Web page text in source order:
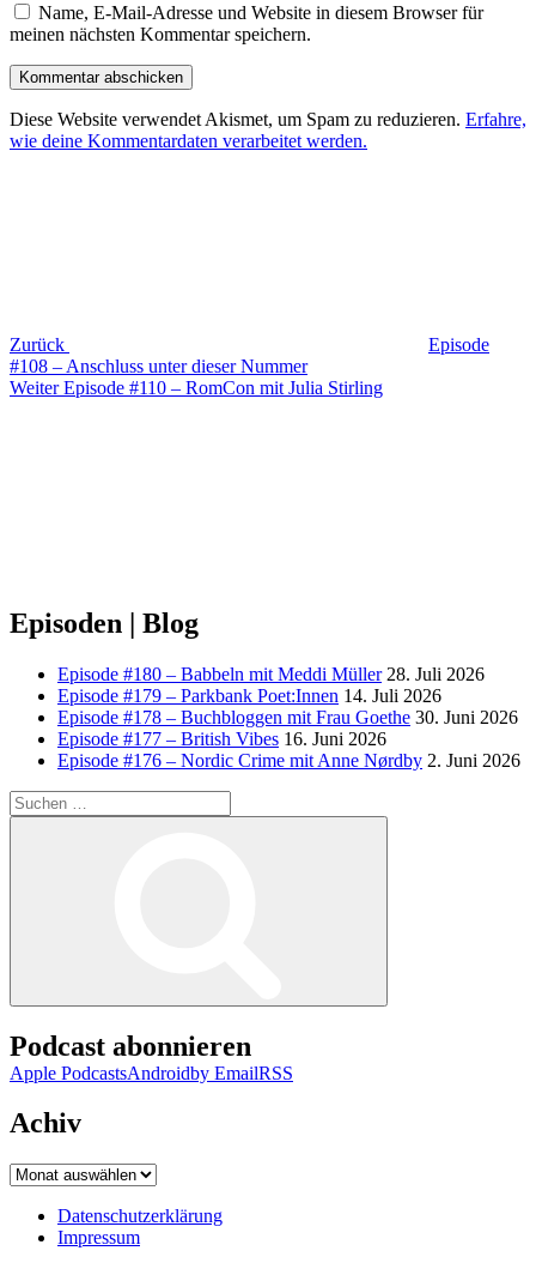
Name, E-Mail-Adresse und Website in diesem Browser für
meinen nächsten Kommentar speichern.
Diese Website verwendet Akismet, um Spam zu reduzieren. Erfahre,
wie deine Kommentardaten verarbeitet werden.
Zurück
Episode
#108 – Anschluss unter dieser Nummer
Nächster
Weiter Episode #110 – RomCon mit Julia Stirling
Episoden | Blog
Episode #180 – Babbeln mit Meddi Müller 28. Juli 2026
Episode #179 – Parkbank Poet:Innen 14. Juli 2026
Episode #178 – Buchbloggen mit Frau Goethe 30. Juni 2026
Episode #177 – British Vibes 16. Juni 2026
Episode #176 – Nordic Crime mit Anne Nørdby 2. Juni 2026
Suchen
nach:
Podcast abonnieren
Apple PodcastsAndroidby EmailRSS
Achiv
Achiv
Datenschutzerklärung
Impressum